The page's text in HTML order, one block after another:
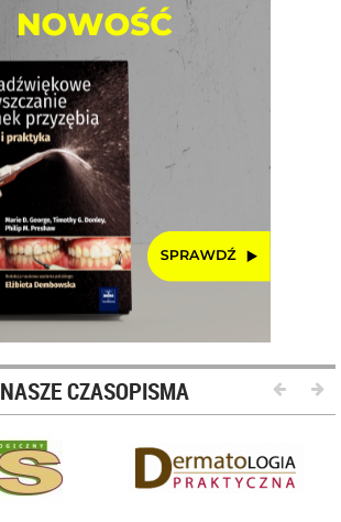
NASZE CZASOPISMA